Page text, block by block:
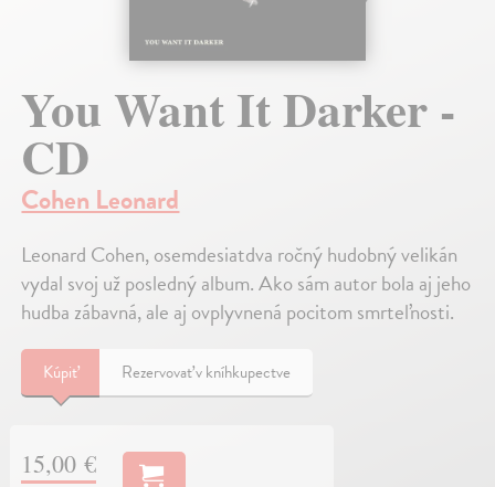
You Want It Darker -
CD
Cohen Leonard
Leonard Cohen, osemdesiatdva ročný hudobný velikán
vydal svoj už posledný album. Ako sám autor bola aj jeho
hudba zábavná, ale aj ovplyvnená pocitom smrteľnosti.
Kúpiť Rezervovať v kníhkupectve
15,00 €